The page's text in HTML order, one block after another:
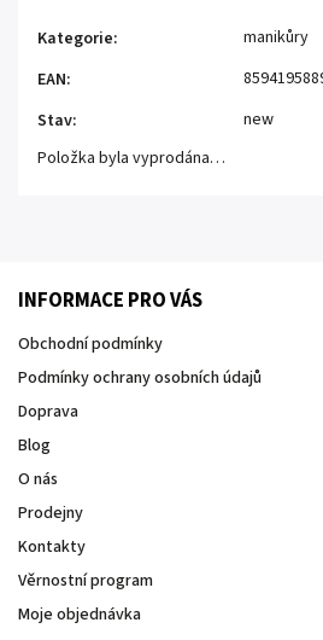
Kategorie:
manikůry
EAN:
Stav:
new
Položka byla vyprodána…
INFORMACE PRO VÁS
Obchodní podmínky
Podmínky ochrany osobních údajů
Doprava
Blog
O nás
Prodejny
Kontakty
Věrnostní program
Moje objednávka